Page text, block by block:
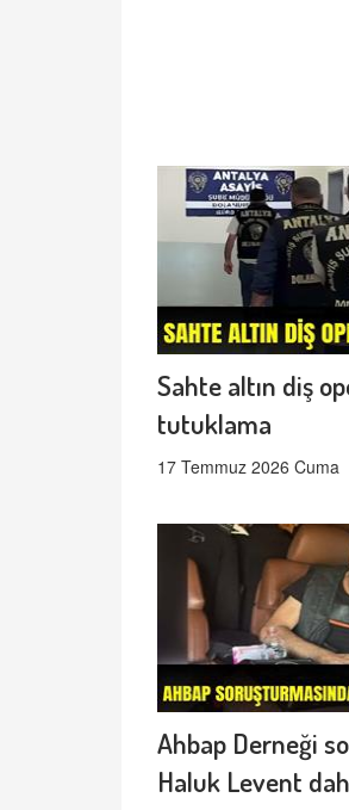
Sahte altın diş
tutuklama
17 Temmuz 2026 Cuma
Ahbap Derneği
Haluk Levent